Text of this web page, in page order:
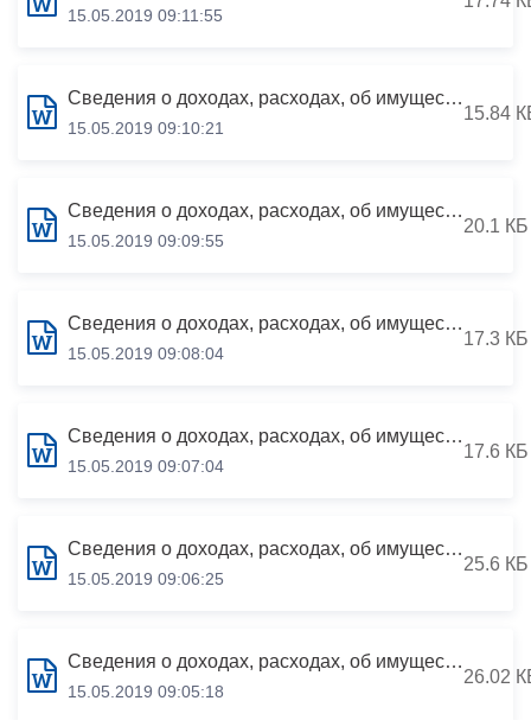
15.05.2019 09:11:55
Сведения о доходах, расходах, об имуществе и обязательствах имущественного характера за период с 01.01.2018 по 31.12.2018
15.05.2019 09:10:21
15.84
Сведения о доходах, расходах, об имуществе и обязательствах имущественного характера за период с 01.01.2018 по 31.12.2018
15.05.2019 09:09:55
20.1 КБ
Сведения о доходах, расходах, об имуществе и обязательствах имущественного характера за период с 01.01.2018 по 31.12.2018
15.05.2019 09:08:04
17.3 КБ
Сведения о доходах, расходах, об имуществе и обязательствах имущественного характера за период с 01.01.2018 по 31.12.2018
15.05.2019 09:07:04
17.6 КБ
Сведения о доходах, расходах, об имуществе и обязательствах имущественного характера за период с 01.01.2018 по 31.12.2018 руководителей муниципальных учреждений АМС г.Владикавказа
15.05.2019 09:06:25
25.6 КБ
Сведения о доходах, расходах, об имуществе и обязательствах имущественного характера за период с 01.01.2018 по 31.12.2018
15.05.2019 09:05:18
26.02